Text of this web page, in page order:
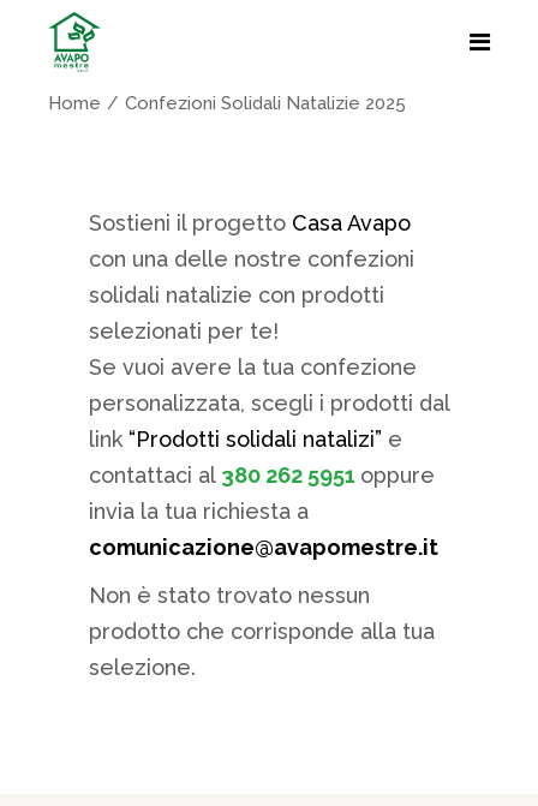
Home Confezioni Solidali Natalizie 2025
Sostieni il progetto Casa Avapo
con una delle nostre confezioni
solidali natalizie con prodotti
selezionati per te!
Se vuoi avere la tua confezione
personalizzata, scegli i prodotti dal
link “Prodotti solidali natalizi” e
contattaci al 380 262 5951 oppure
invia la tua richiesta a
comunicazione@avapomestre.it
Non è stato trovato nessun
prodotto che corrisponde alla tua
selezione.